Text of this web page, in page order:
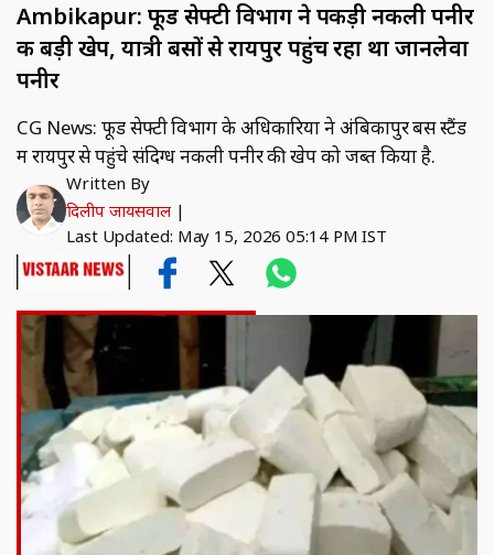
Ambikapur: फूड सेफ्टी विभाग ने पकड़ी नकली पनीर
की बड़ी खेप, यात्री बसों से रायपुर पहुंच रहा था जानलेवा
प‍नीर
CG News: फूड सेफ्टी विभाग के अधिकारियों ने अंबिकापुर बस स्टैंड
में रायपुर से पहुंचे संदिग्ध नकली पनीर की खेप को जब्त किया है.
Written By
दिलीप जायसवाल |
Last Updated: May 15, 2026 05:14 PM IST